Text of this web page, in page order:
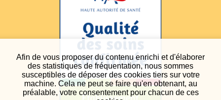
Afin de vous proposer du contenu enrichi et d'élaborer
des statistiques de fréquentation, nous sommes
susceptibles de déposer des cookies tiers sur votre
machine. Cela ne peut se faire qu'en obtenant, au
préalable, votre consentement pour chacun de ces